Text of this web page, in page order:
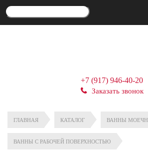
+7 (917) 946-40-20
Заказать звонок
ГЛАВНАЯ КАТАЛОГ ВАННЫ
ВАННЫ С РАБОЧЕЙ ПОВЕРХНОСТЬЮ